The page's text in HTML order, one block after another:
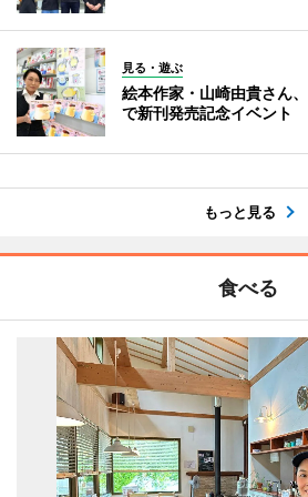
見る・遊ぶ
絵本作家・山崎由貴さん
で新刊発売記念イベント
もっと見る
食べる